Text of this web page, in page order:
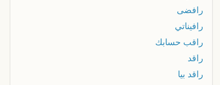
رافضى
رافيناتي
راقب حسابك
راقد
راقد بيا